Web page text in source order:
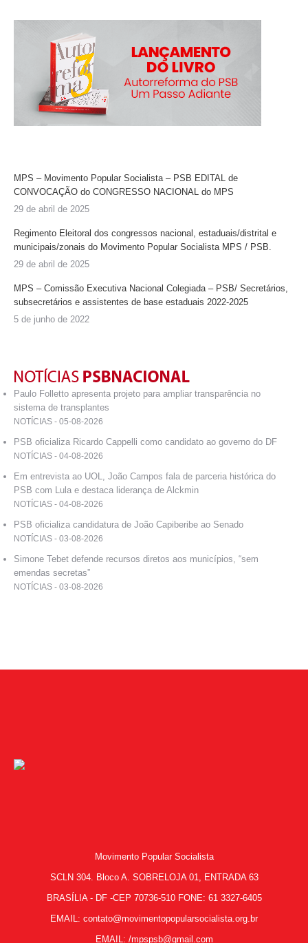
MPS – Movimento Popular Socialista – PSB EDITAL de
CONVOCAÇÃO do CONGRESSO NACIONAL do MPS
29 de abril de 2025
Regimento Eleitoral dos congressos nacional, estaduais/distrital e
municipais/zonais do Movimento Popular Socialista MPS / PSB.
29 de abril de 2025
MPS – Comissão Executiva Nacional Colegiada – PSB/ Secretários,
subsecretários e assistentes de base estaduais 2022-2025
5 de junho de 2022
Paulo Folletto apresenta projeto para ampliar transparência no
sistema de transplantes
NOTÍCIAS - 05-08-2026
PSB oficializa Ricardo Cappelli como candidato ao governo do DF
NOTÍCIAS - 04-08-2026
Em entrevista ao UOL, João Campos fala de parceria histórica do
PSB com Lula e destaca liderança de Alckmin
NOTÍCIAS - 04-08-2026
PSB oficializa candidatura de João Capiberibe ao Senado
NOTÍCIAS - 03-08-2026
Simone Tebet defende recursos diretos aos municípios, “sem
emendas secretas”
NOTÍCIAS - 03-08-2026
Movimento Popular Socialista
SCLN 304. Bloco A. SOBRELOJA 01, ENTRADA 63
BRASÍLIA - DF -CEP 70736-510 FONE: 61 3327-6405
EMAIL: contato@movimentopopularsocialista.org.br
EMAIL: /mpspsb@gmail.com